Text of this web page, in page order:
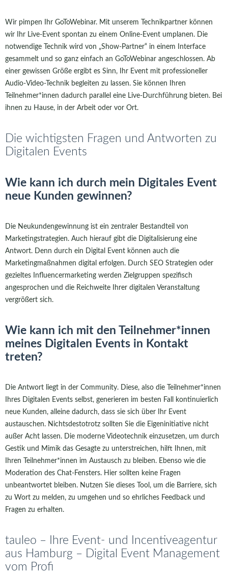
Wir pimpen Ihr GoToWebinar. Mit unserem Technikpartner können
wir Ihr Live-Event spontan zu einem Online-Event umplanen. Die
notwendige Technik wird von „Show-Partner“ in einem Interface
gesammelt und so ganz einfach an GoToWebinar angeschlossen. Ab
einer gewissen Größe ergibt es Sinn, Ihr Event mit professioneller
Audio-Video-Technik begleiten zu lassen. Sie können Ihren
Teilnehmer*innen dadurch parallel eine Live-Durchführung bieten. Bei
ihnen zu Hause, in der Arbeit oder vor Ort.
Die wichtigsten Fragen und Antworten zu
Digitalen Events
Wie kann ich durch mein Digitales Event
neue Kunden gewinnen?
Die Neukundengewinnung ist ein zentraler Bestandteil von
Marketingstrategien. Auch hierauf gibt die Digitalisierung eine
Antwort. Denn durch ein Digital Event können auch die
Marketingmaßnahmen digital erfolgen. Durch SEO Strategien oder
gezieltes Influencermarketing werden Zielgruppen spezifisch
angesprochen und die Reichweite Ihrer digitalen Veranstaltung
vergrößert sich.
Wie kann ich mit den Teilnehmer*innen
meines Digitalen Events in Kontakt
treten?
Die Antwort liegt in der Community. Diese, also die Teilnehmer*innen
Ihres Digitalen Events selbst, generieren im besten Fall kontinuierlich
neue Kunden, alleine dadurch, dass sie sich über Ihr Event
austauschen. Nichtsdestotrotz sollten Sie die Eigeninitiative nicht
außer Acht lassen. Die moderne Videotechnik einzusetzen, um durch
Gestik und Mimik das Gesagte zu unterstreichen, hilft Ihnen, mit
Ihren Teilnehmer*innen im Austausch zu bleiben. Ebenso wie die
Moderation des Chat-Fensters. Hier sollten keine Fragen
unbeantwortet bleiben. Nutzen Sie dieses Tool, um die Barriere, sich
zu Wort zu melden, zu umgehen und so ehrliches Feedback und
Fragen zu erhalten.
tauleo – Ihre Event- und Incentiveagentur
aus Hamburg – Digital Event Management
vom Profi